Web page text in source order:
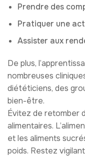
Prendre des
Pratiquer une
Assister aux
De plus,
nombreuses
diététiciens, des
bien-être.
Évitez de retomber
alimentaires.
et les aliments
poids. Restez